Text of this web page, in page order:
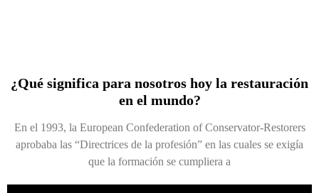
¿Qué significa para nosotros hoy la restauración
en el mundo?
En el 1993, la European Confederation of Conservator-Restorers
aprobaba las “Directrices de la profesión” en las cuales se exigía
que la formación se cumpliera a